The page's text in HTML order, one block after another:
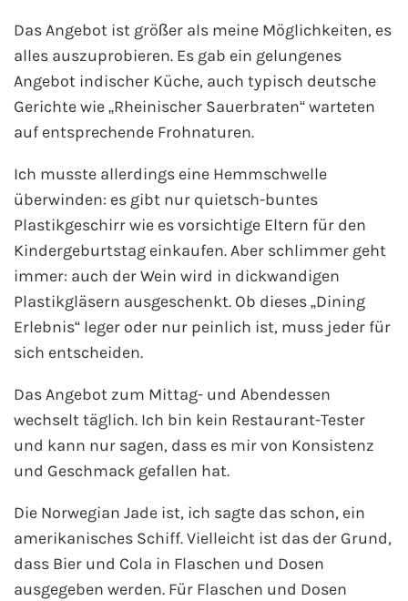
Das Angebot ist größer als meine Möglichkeiten, es
alles auszuprobieren. Es gab ein gelungenes
Angebot indischer Küche, auch typisch deutsche
Gerichte wie „Rheinischer Sauerbraten“ warteten
auf entsprechende Frohnaturen.
Ich musste allerdings eine Hemmschwelle
überwinden: es gibt nur quietsch-buntes
Plastikgeschirr wie es vorsichtige Eltern für den
Kindergeburtstag einkaufen. Aber schlimmer geht
immer: auch der Wein wird in dickwandigen
Plastikgläsern ausgeschenkt. Ob dieses „Dining
Erlebnis“ leger oder nur peinlich ist, muss jeder für
sich entscheiden.
Das Angebot zum Mittag- und Abendessen
wechselt täglich. Ich bin kein Restaurant-Tester
und kann nur sagen, dass es mir von Konsistenz
und Geschmack gefallen hat.
Die Norwegian Jade ist, ich sagte das schon, ein
amerikanisches Schiff. Vielleicht ist das der Grund,
dass Bier und Cola in Flaschen und Dosen
ausgegeben werden. Für Flaschen und Dosen